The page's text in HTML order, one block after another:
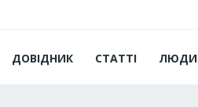
ДОВІДНИК СТАТТІ ЛЮДИ